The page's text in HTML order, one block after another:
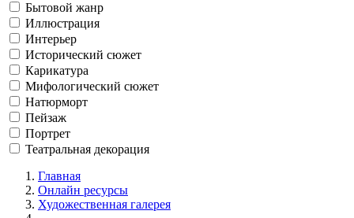
Бытовой жанр
Иллюстрация
Интерьер
Исторический сюжет
Карикатура
Мифологический сюжет
Натюрморт
Пейзаж
Портрет
Театральная декорация
Главная
Онлайн ресурсы
Художественная галерея